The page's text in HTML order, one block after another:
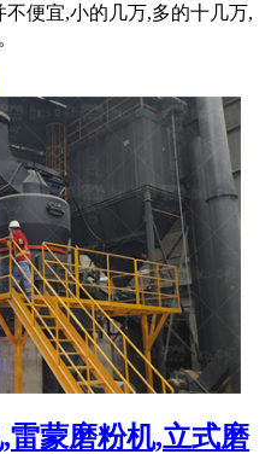
便宜,小的几万,多的十几万,
雷蒙磨粉机,立式磨